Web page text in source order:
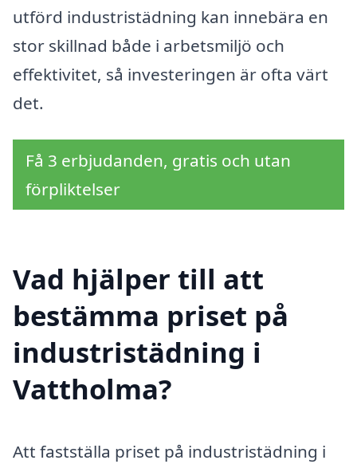
utförd industristädning kan innebära en
stor skillnad både i arbetsmiljö och
effektivitet, så investeringen är ofta värt
det.
Få 3 erbjudanden, gratis och utan
förpliktelser
Vad hjälper till att
bestämma priset på
industristädning i
Vattholma?
Att fastställa priset på industristädning i